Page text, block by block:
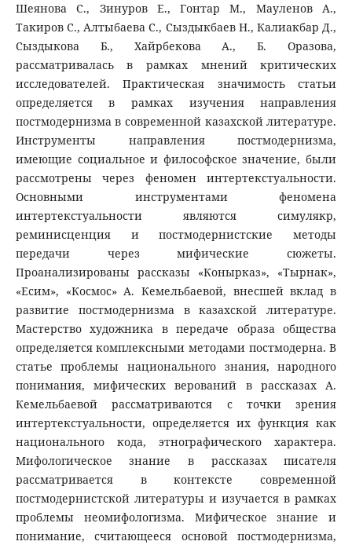
Шеянова С., Зинуров Е., Гонтар М., Мауленов А.,
Такиров С., Алтыбаева С., Сыздыкбаев Н., Калиакбар Д.,
Сыздыкова Б., Хайрбекова А., Б. Оразова,
рассматривалась в рамках мнений критических
исследователей. Практическая значимость статьи
определяется в рамках изучения направления
постмодернизма в современной казахской литературе.
Инструменты направления постмодернизма,
имеющие социальное и философское значение, были
рассмотрены через феномен интертекстуальности.
Основными инструментами феномена
интертекстуальности являются симулякр,
реминисценция и постмодернистские методы
передачи через мифические сюжеты.
Проанализированы рассказы «Конырказ», «Тырнак»,
«Есим», «Космос» А. Кемельбаевой, внесшей вклад в
развитие постмодернизма в казахской литературе.
Мастерство художника в передаче образа общества
определяется комплексными методами постмодерна. В
статье проблемы национального знания, народного
понимания, мифических верований в рассказах А.
Кемельбаевой рассматриваются с точки зрения
интертекстуальности, определяется их функция как
национального кода, этнографического характера.
Мифологическое знание в рассказах писателя
рассматривается в контексте современной
постмодернистской литературы и изучается в рамках
проблемы неомифологизма. Мифическое знание и
понимание, считающееся основой постмодернизма,